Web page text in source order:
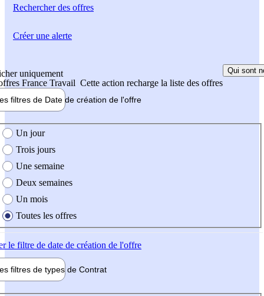
Rechercherdes offres
uniquement
France Travail Cette action recharge la liste des offres
Qui sont
filtres de Date de création de l'offre
création de l'offre
Un jour
Trois jours
Une semaine
Deux semaines
Un mois
Toutes les offres
le filtre de date de création de l'offre
filtres de types de Contrat
Créer une alerte